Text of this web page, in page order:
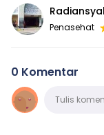
Penasehat
0 Komentar
KomentarTulis